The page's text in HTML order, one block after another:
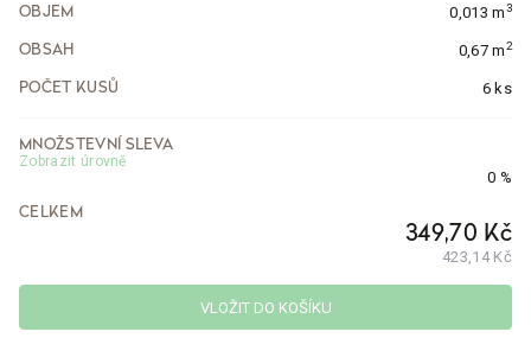
OBJEM 0,013 m3
OBSAH 0,67 m2
POČET KUSŮ 6 ks
MNOŽSTEVNÍ SLEVA
Zobrazit úrovně
0 %
CELKEM
349,70 Kč
423,14 Kč
VLOŽIT DO KOŠÍKU